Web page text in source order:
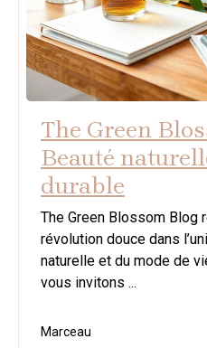
The Green
Beauté
durable
The Green Blossom Blog
révolution douce dans
naturelle et du mode de
vous invitons ...
Marceau